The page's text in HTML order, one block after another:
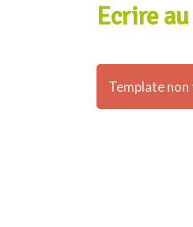
Ecrire
Template